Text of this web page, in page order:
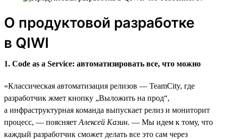
О продуктовой разработке
в QIWI
1. Code as a Service: автоматизировать все, что можно
«Классическая автоматизация релизов — TeamCity, где
разработчик жмет кнопку „Выложить на прод“,
а инфраструктурная команда выпускает релиз и мониторит
процесс, — поясняет Алексей Казин. — Мы идем к тому, что
каждый разработчик сможет делать все это сам через